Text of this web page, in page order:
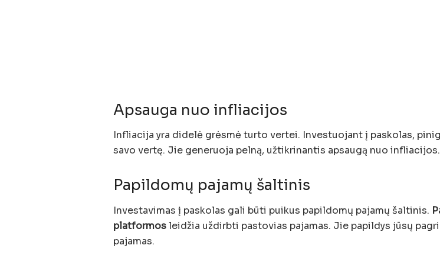
Apsauga nuo infliacijos
Infliacija yra didelė grėsmė turto vertei. Investuojant į paskolas,
savo vertę. Jie generuoja pelną, užtikrinantis apsaugą nuo infliacijos.
Papildomų pajamų šaltinis
Investavimas į paskolas gali būti puikus papildomų pajamų šaltinis.
platformosleidžia uždirbti pastovias pajamas. Jie papildys jūsų
pajamas.